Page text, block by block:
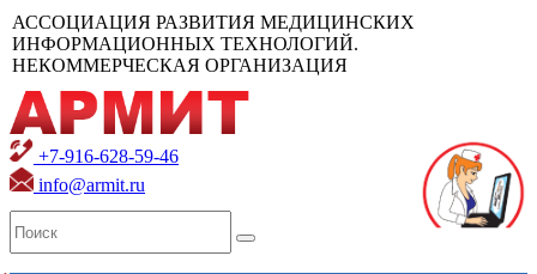
АССОЦИАЦИЯ РАЗВИТИЯ МЕДИЦИНСКИХ
ИНФОРМАЦИОННЫХ ТЕХНОЛОГИЙ.
НЕКОММЕРЧЕСКАЯ ОРГАНИЗАЦИЯ
+7-916-628-59-46
info@armit.ru